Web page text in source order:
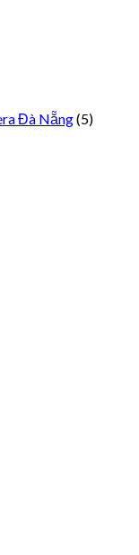
Đà Nẵng(5)